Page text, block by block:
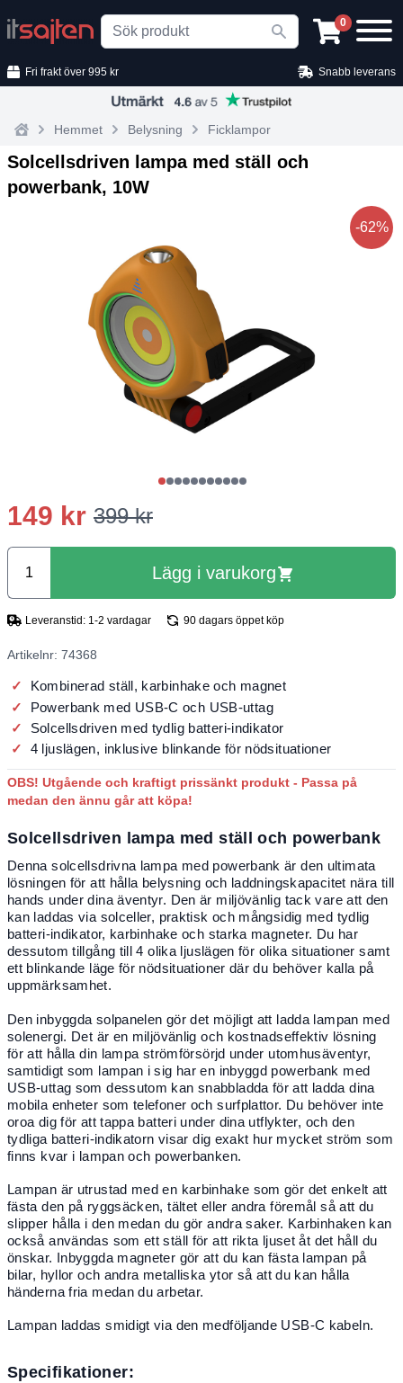
Search 0
Fri frakt över 995 kr Snabb leverans
Hemmet Belysning Ficklampor
Solcellsdriven lampa med ställ och
powerbank, 10W
-62%
149 kr 399 kr
Lägg i varukorg
Leveranstid: 1-2 vardagar 90 dagars öppet köp
Artikelnr: 74368
Kombinerad ställ, karbinhake och magnet
Powerbank med USB-C och USB-uttag
Solcellsdriven med tydlig batteri-indikator
4 ljuslägen, inklusive blinkande för nödsituationer
OBS! Utgående och kraftigt prissänkt produkt - Passa på
medan den ännu går att köpa!
Solcellsdriven lampa med ställ och powerbank
Denna solcellsdrivna lampa med powerbank är den ultimata
lösningen för att hålla belysning och laddningskapacitet nära till
hands under dina äventyr. Den är miljövänlig tack vare att den
kan laddas via solceller, praktisk och mångsidig med tydlig
batteri-indikator, karbinhake och starka magneter. Du har
dessutom tillgång till 4 olika ljuslägen för olika situationer samt
ett blinkande läge för nödsituationer där du behöver kalla på
uppmärksamhet.
Den inbyggda solpanelen gör det möjligt att ladda lampan med
solenergi. Det är en miljövänlig och kostnadseffektiv lösning
för att hålla din lampa strömförsörjd under utomhusäventyr,
samtidigt som lampan i sig har en inbyggd powerbank med
USB-uttag som dessutom kan snabbladda för att ladda dina
mobila enheter som telefoner och surfplattor. Du behöver inte
oroa dig för att tappa batteri under dina utflykter, och den
tydliga batteri-indikatorn visar dig exakt hur mycket ström som
finns kvar i lampan och powerbanken.
Lampan är utrustad med en karbinhake som gör det enkelt att
fästa den på ryggsäcken, tältet eller andra föremål så att du
slipper hålla i den medan du gör andra saker. Karbinhaken kan
också användas som ett ställ för att rikta ljuset åt det håll du
önskar. Inbyggda magneter gör att du kan fästa lampan på
bilar, hyllor och andra metalliska ytor så att du kan hålla
händerna fria medan du arbetar.
Lampan laddas smidigt via den medföljande USB-C kabeln.
Specifikationer: